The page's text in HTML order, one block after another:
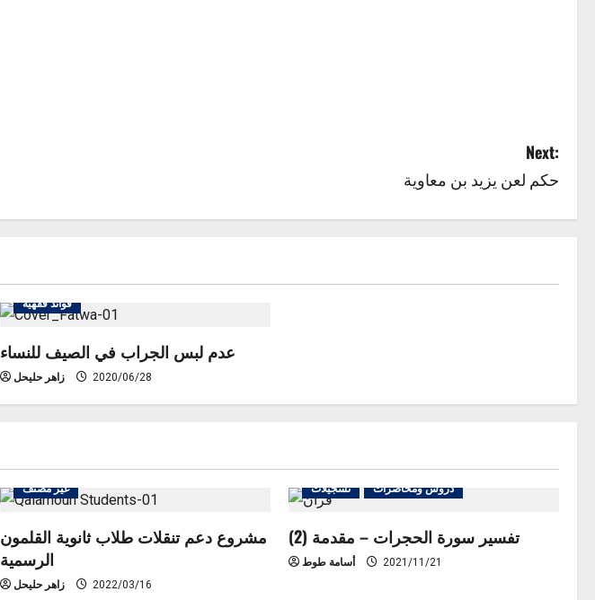
Next:
حكم لعن يزيد بن معاوية
فوائد فقهية
عدم لبس الجراب في الصيف للنساء
زاهر حليحل 2020/06/28
غير مصنف
مشروع دعم تنقلات طلاب ثانوية القلمون
الرسمية
زاهر حليحل 2022/03/16
تسجيلات دروس ومحاضرات
تفسير سورة الحجرات – مقدمة (2)
أسامة طوط 2021/11/21